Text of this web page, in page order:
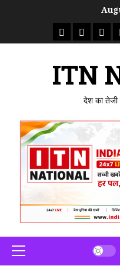
राष्ट्रीयताजा
उत्तर
ITN
देश का तेजी
Primary
Menu